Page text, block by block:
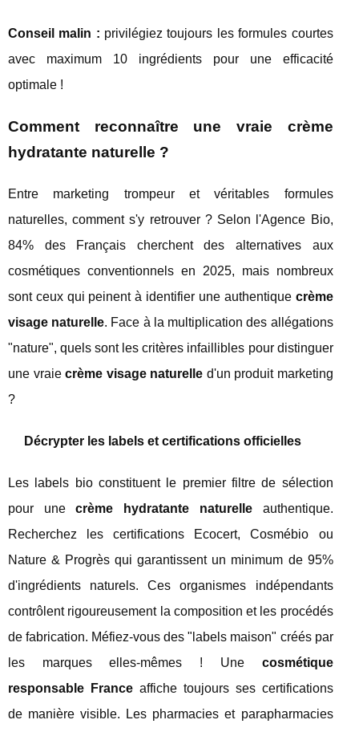
Conseil malin : privilégiez toujours les formules courtes
avec maximum 10 ingrédients pour une efficacité
optimale !
Comment reconnaître une vraie crème
hydratante naturelle ?
Entre marketing trompeur et véritables formules
naturelles, comment s'y retrouver ? Selon l'Agence Bio,
84% des Français cherchent des alternatives aux
cosmétiques conventionnels en 2025, mais nombreux
sont ceux qui peinent à identifier une authentique crème
visage naturelle. Face à la multiplication des allégations
"nature", quels sont les critères infaillibles pour distinguer
une vraiecrème visage naturelle d'un produit marketing
?
Décrypter les labels et certifications officielles
Les labels bio constituent le premier filtre de sélection
pour unecrème hydratante naturelleauthentique.
Recherchez les certifications Ecocert, Cosmébio ou
Nature & Progrès qui garantissent un minimum de 95%
d'ingrédients naturels. Ces organismes indépendants
contrôlent rigoureusement la composition et les procédés
de fabrication. Méfiez-vous des "labels maison" créés par
les marques elles-mêmes ! Une cosmétique
responsable Franceaffiche toujours ses certifications
de manière visible. Les pharmacies et parapharmacies